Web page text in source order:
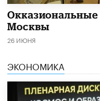
Москвы
26 ИЮНЯ
ЭКОНОМИКА